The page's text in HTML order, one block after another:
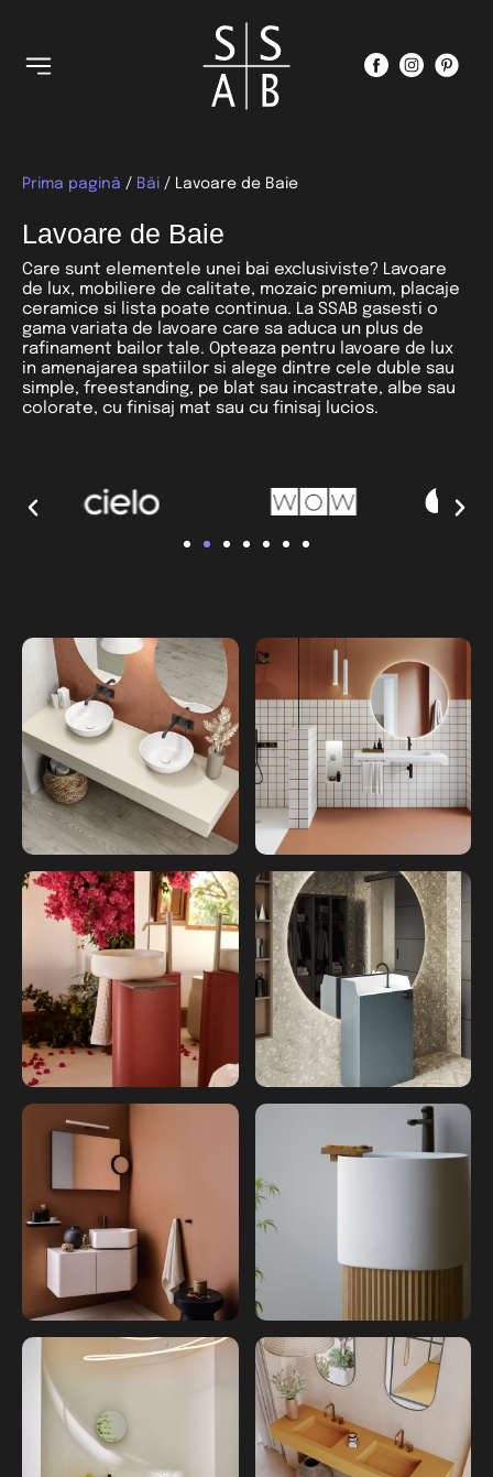
Prima pagină / Băi / Lavoare de Baie
Lavoare de Baie
Care sunt elementele unei bai exclusiviste? Lavoare
de lux, mobiliere de calitate, mozaic premium, placaje
ceramice si lista poate continua. La SSAB gasesti o
gama variata de lavoare care sa aduca un plus de
rafinament bailor tale. Opteaza pentru lavoare de lux
in amenajarea spatiilor si alege dintre cele duble sau
simple, freestanding, pe blat sau incastrate, albe sau
colorate, cu finisaj mat sau cu finisaj lucios.